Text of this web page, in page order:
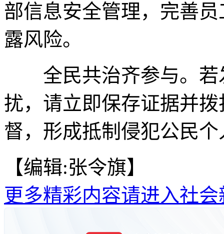
部信息安全管理，完善
露风险。
全民共治齐参与。若
扰，请立即保存证据并
督，形成抵制侵犯公民
【编辑:张令旗】
更多精彩内容请进入社会